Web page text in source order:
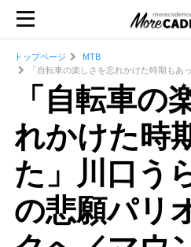
トップページ
MTB
「自転車の楽しさを忘れかけた時期も
「自転車の
れかけた時
た」川口う
の悲願パリ